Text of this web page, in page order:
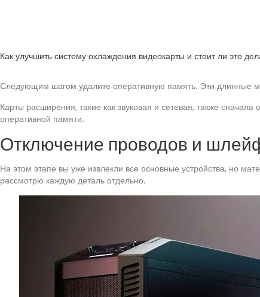
Как улучшить систему охлаждения видеокарты и стоит ли это
Следующим шагом удалите оперативную память. Эти длинные
Карты расширения, такие как звуковая и сетевая, также
оперативной памяти.
Отключение проводов и
На этом этапе вы уже извлекли все основные устройства, но
рассмотрю каждую деталь отдельно.